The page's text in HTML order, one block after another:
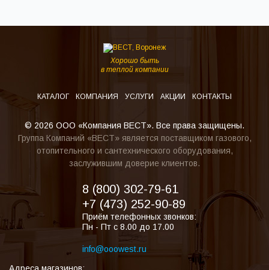
Хорошо быть
в теплой компании
КАТАЛОГ КОМПАНИЯ УСЛУГИ АКЦИИ КОНТАКТЫ
© 2026 ООО «Компания ВЕСТ». Все права защищены.
Группа Компаний «ВЕСТ» является поставщиком газового,
отопительного и сантехнического оборудования,
заслужившим доверие клиентов.
8 (800) 302-79-61
+7 (473) 252-90-89
Приём телефонных звонков:
Пн - Пт с 8.00 до 17.00
info@ooowest.ru